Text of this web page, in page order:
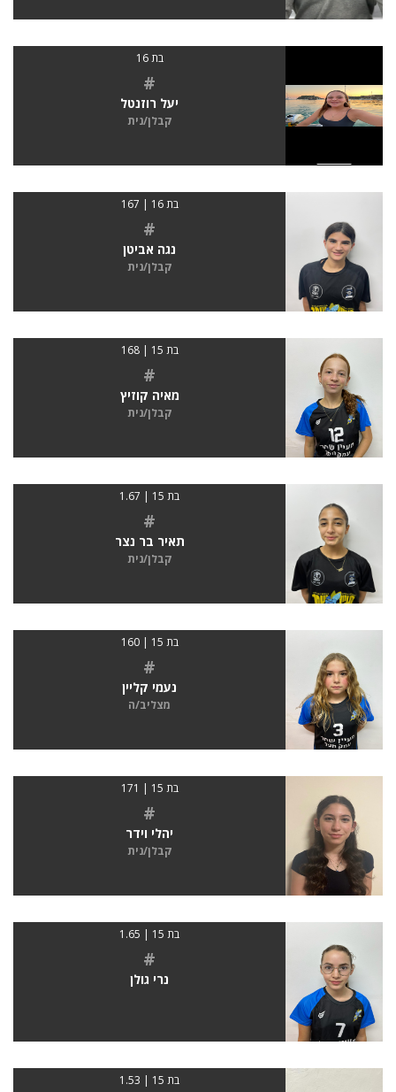
בת 16
#
יעל רוזנטל
קבלן/נית
בת 16 | 167
#
נגה אביטן
קבלן/נית
בת 15 | 168
#
מאיה קוזיץ
קבלן/נית
בת 15 | 1.67
#
תאיר בר נצר
קבלן/נית
בת 15 | 160
#
נעמי קליין
מצליב/ה
בת 15 | 171
#
יהלי וידר
קבלן/נית
בת 15 | 1.65
#
נרי גולן
בת 15 | 1.53